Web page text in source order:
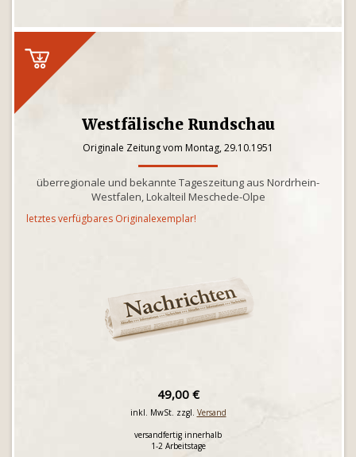
Westfälische Rundschau
Originale Zeitung vom Montag, 29.10.1951
überregionale und bekannte Tageszeitung aus Nordrhein-
Westfalen, Lokalteil Meschede-Olpe
letztes verfügbares Originalexemplar!
49,00 €
inkl. MwSt. zzgl. Versand
versandfertig innerhalb
1-2 Arbeitstage